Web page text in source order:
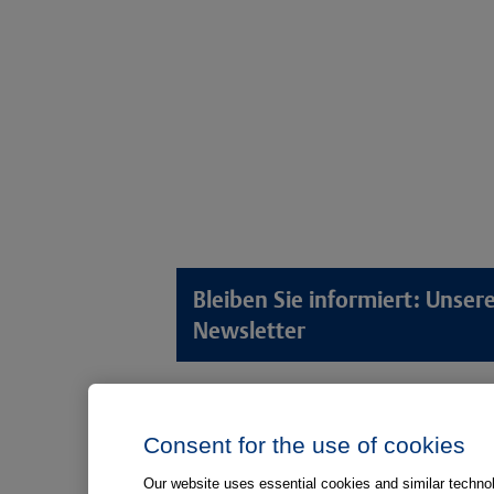
Bleiben Sie informiert:
Newsletter
Anamnese von Patient*innen
Aufnahme von Patient*innen
Digitale
Consent for the use of cookies
Our website uses essential cookies and similar